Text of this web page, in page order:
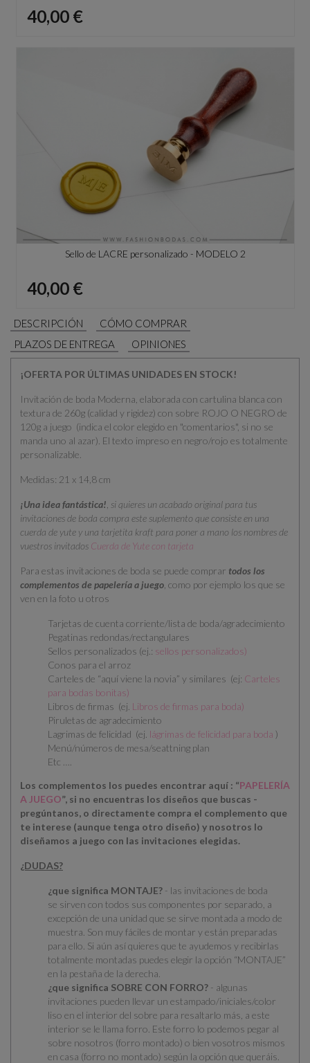
Precio
40,00 €
Sello de LACRE personalizado - MODELO 2
Precio
40,00 €
DESCRIPCIÓN
CÓMO COMPRAR
PLAZOS DE ENTREGA
OPINIONES
¡OFERTA POR ÚLTIMAS UNIDADES EN STOCK!
Invitación de boda Moderna, elaborada con cartulina blanca con
textura de 260g (calidad y rigidez) con sobre ROJO O NEGRO de
120g a juego (indica el color elegido en "comentarios", si no se
manda uno al azar). El texto impreso en negro/rojo es totalmente
personalizable.
Medidas: 21 x 14,8 cm
¡Una idea fantástica! si quieres un acabado original para tus
invitaciones de boda compra este suplemento que consiste en una
cuerda de yute y una tarjetita kraft para poner a mano los nombres de
vuestros invitados Cuerda de Yute con tarjeta
Para estas invitaciones de boda se puede comprar todos los
complementos de papelería a juego , como por ejemplo los que se
ven en la foto u otros
Tarjetas de cuenta corriente/lista de boda/agradecimiento
Pegatinas redondas/rectangulares
Sellos personalizados (ej.: sellos personalizados)
Conos para el arroz
Carteles de “aquí viene la novia” y similares (ej: Carteles
para bodas bonitas)
Libros de firmas (ej. Libros de firmas para boda)
Piruletas de agradecimiento
Lagrimas de felicidad (ej. lágrimas de felicidad para boda )
Menú/números de mesa/seattning plan
Etc ….
Los complementos los puedes encontrar aquí : “PAPELERÍA
A JUEGO”, si no encuentras los diseños que buscas -
pregúntanos, o directamente compra el complemento que
te interese (aunque tenga otro diseño) y nosotros lo
diseñamos a juego con las invitaciones elegidas.
¿DUDAS?
¿que significa MONTAJE? - las invitaciones de boda
se sirven con todos sus componentes por separado , a
excepción de una unidad que se sirve montada a modo de
muestra. Son muy fáciles de montar y están preparadas
para ello. Si aún así quieres que te ayudemos y recibirlas
totalmente montadas puedes elegir la opción “MONTAJE”
en la pestaña de la derecha.
¿que significa SOBRE CON FORRO? - algunas
invitaciones pueden llevar un estampado/iniciales/color
liso en el interior del sobre para resaltarlo más, a este
interior se le llama forro. Este forro lo podemos pegar al
sobre nosotros (forro montado) o bien vosotros mismos
en casa (forro no montado) según la opción que queráis.